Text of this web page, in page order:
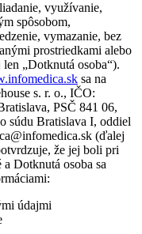
využívanie,
spôsobom,
vymazanie, bez
prostriedkami alebo
„Dotknutá osoba“).
sa na
s. r. o., IČO:
PSČ 841 06,
súdu Bratislava I, oddiel
(ďalej
že jej boli pri
Dotknutá osoba sa
údajmi